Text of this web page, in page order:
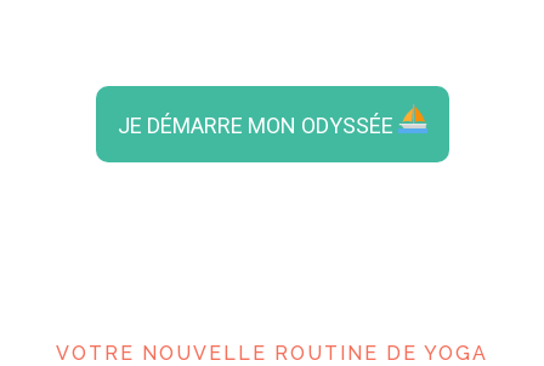
JE DÉMARRE MON ODYSSÉE
VOTRE NOUVELLE ROUTINE DE YOGA